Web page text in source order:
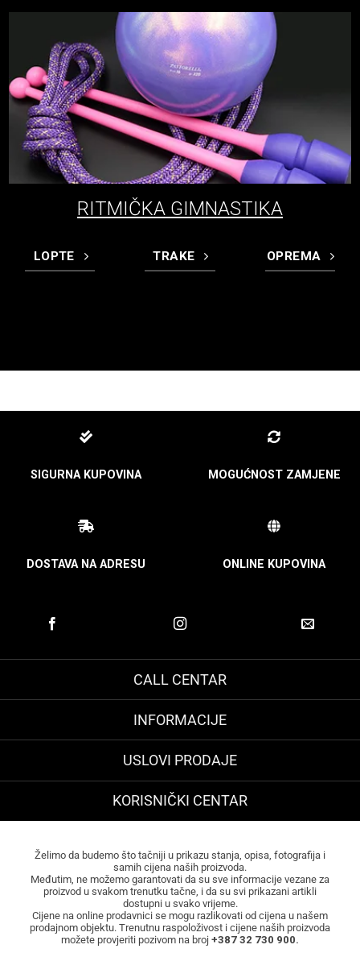
RITMIČKA GIMNASTIKA
LOPTE TRAKE OPREMA
SIGURNA KUPOVINA MOGUĆNOST ZAMJENE
DOSTAVA NA ADRESU ONLINE KUPOVINA
CALL CENTAR
INFORMACIJE
USLOVI PRODAJE
KORISNIČKI CENTAR
Želimo da budemo što tačniji u prikazu stanja, opisa, fotografija i
samih cijena naših proizvoda.
Međutim, ne možemo garantovati da su sve informacije vezane za
proizvod u svakom trenutku tačne, i da su svi prikazani artikli
dostupni u svako vrijeme.
Cijene na online prodavnici se mogu razlikovati od cijena u našem
prodajnom objektu. Trenutnu raspoloživost i cijene naših proizvoda
možete provjeriti pozivom na broj +387 32 730 900.